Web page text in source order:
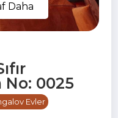
Daha
No: 0025
Evler